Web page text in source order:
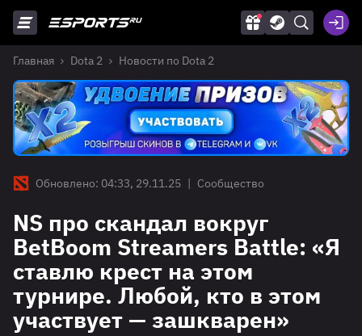
Главная Dota 2 Новости по Dota 2
Обновлено: 04:33, 29.11.25 | Сообщество
NS про скандал вокруг
BetBoom Streamers Battle: «Я
ставлю крест на этом
турнире. Любой, кто в этом
участвует — зашкварен»